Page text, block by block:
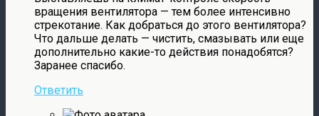
вращения вентилятора — тем более интенсивно
стрекотание. Как добраться до этого вентилятора?
Что дальше делать — чистить, смазывать или еще
дополнительно какие-то действия понадобятся?
Заранее спасибо.
Ответить